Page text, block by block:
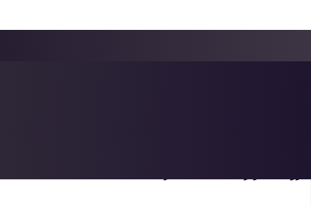
حساب میرود که کاربرد های مختلفی دارد